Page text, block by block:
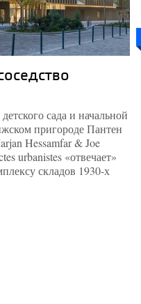
сада и начальной
пригороде Пантен
Hessamfar & Joe
urbanistes «отвечает»
складов 1930-х